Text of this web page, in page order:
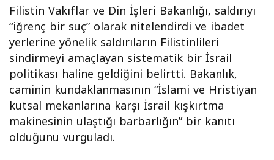
Filistin Vakıflar ve Din İşleri Bakanlığı, saldırıyı
“iğrenç bir suç” olarak nitelendirdi ve ibadet
yerlerine yönelik saldırıların Filistinlileri
sindirmeyi amaçlayan sistematik bir İsrail
politikası haline geldiğini belirtti. Bakanlık,
caminin kundaklanmasının “İslami ve Hristiyan
kutsal mekanlarına karşı İsrail kışkırtma
makinesinin ulaştığı barbarlığın” bir kanıtı
olduğunu vurguladı.